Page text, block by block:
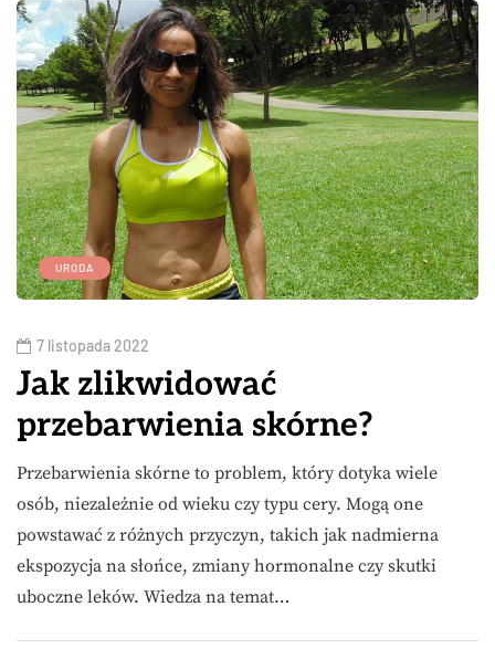
URODA
7 listopada 2022
Jak zlikwidować
przebarwienia skórne?
Przebarwienia skórne to problem, który dotyka wiele
osób, niezależnie od wieku czy typu cery. Mogą one
powstawać z różnych przyczyn, takich jak nadmierna
ekspozycja na słońce, zmiany hormonalne czy skutki
uboczne leków. Wiedza na temat…